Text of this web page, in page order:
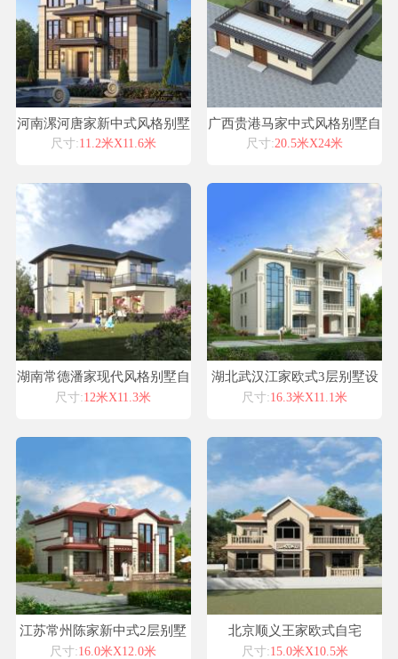
河南漯河唐家新中式风格别墅
自建房设计图纸喜天下建筑设
尺寸:11.2米X11.6米
广西贵港马家中式风格别墅自
建房设计图纸喜天下建筑设计
尺寸:20.5米X24米
湖南常德潘家现代风格别墅自
建房设计图纸喜天下建筑设计
尺寸:12米X11.3米
湖北武汉江家欧式3层别墅设
计喜天下别墅设计图纸
尺寸:16.3米X11.1米
江苏常州陈家新中式2层别墅
设计喜天下别墅设计案例
尺寸:16.0米X12.0米
北京顺义王家欧式自宅
尺寸:15.0米X10.5米